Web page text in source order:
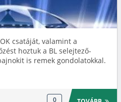
csatáját, valamint a
hoztuk a BL selejtező-
is remek gondolatokkal.
0